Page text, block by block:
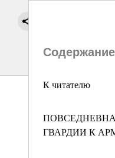
Содержание
К читателю
ГВАРДИИ К